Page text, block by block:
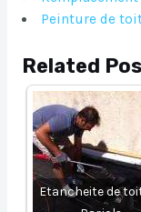
Peinture de
Related
Etancheite de